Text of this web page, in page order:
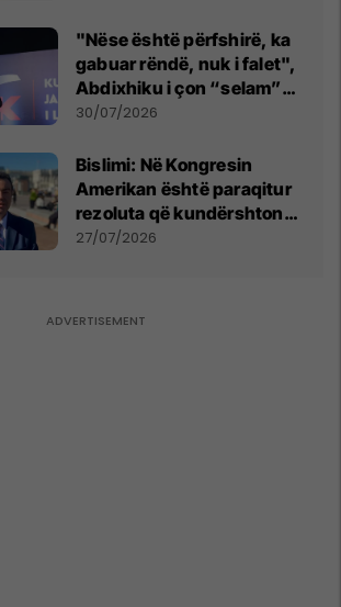
"Nëse është përfshirë, ka
gabuar rëndë, nuk i falet",
Abdixhiku i çon “selam”
Përparim Ramës
30/07/2026
Bislimi: Në Kongresin
Amerikan është paraqitur
rezoluta që kundërshton
mbajtjen e Asamblesë
27/07/2026